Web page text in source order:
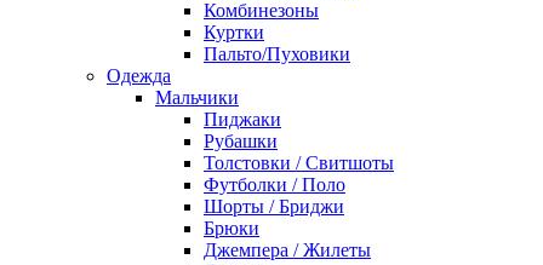
Комбинезоны
Куртки
Пальто/Пуховики
Одежда
Мальчики
Пиджаки
Рубашки
Толстовки / Свитшоты
Футболки / Поло
Шорты / Бриджи
Брюки
Джемпера / Жилеты